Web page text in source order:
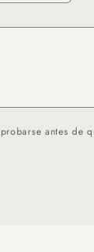
antes de